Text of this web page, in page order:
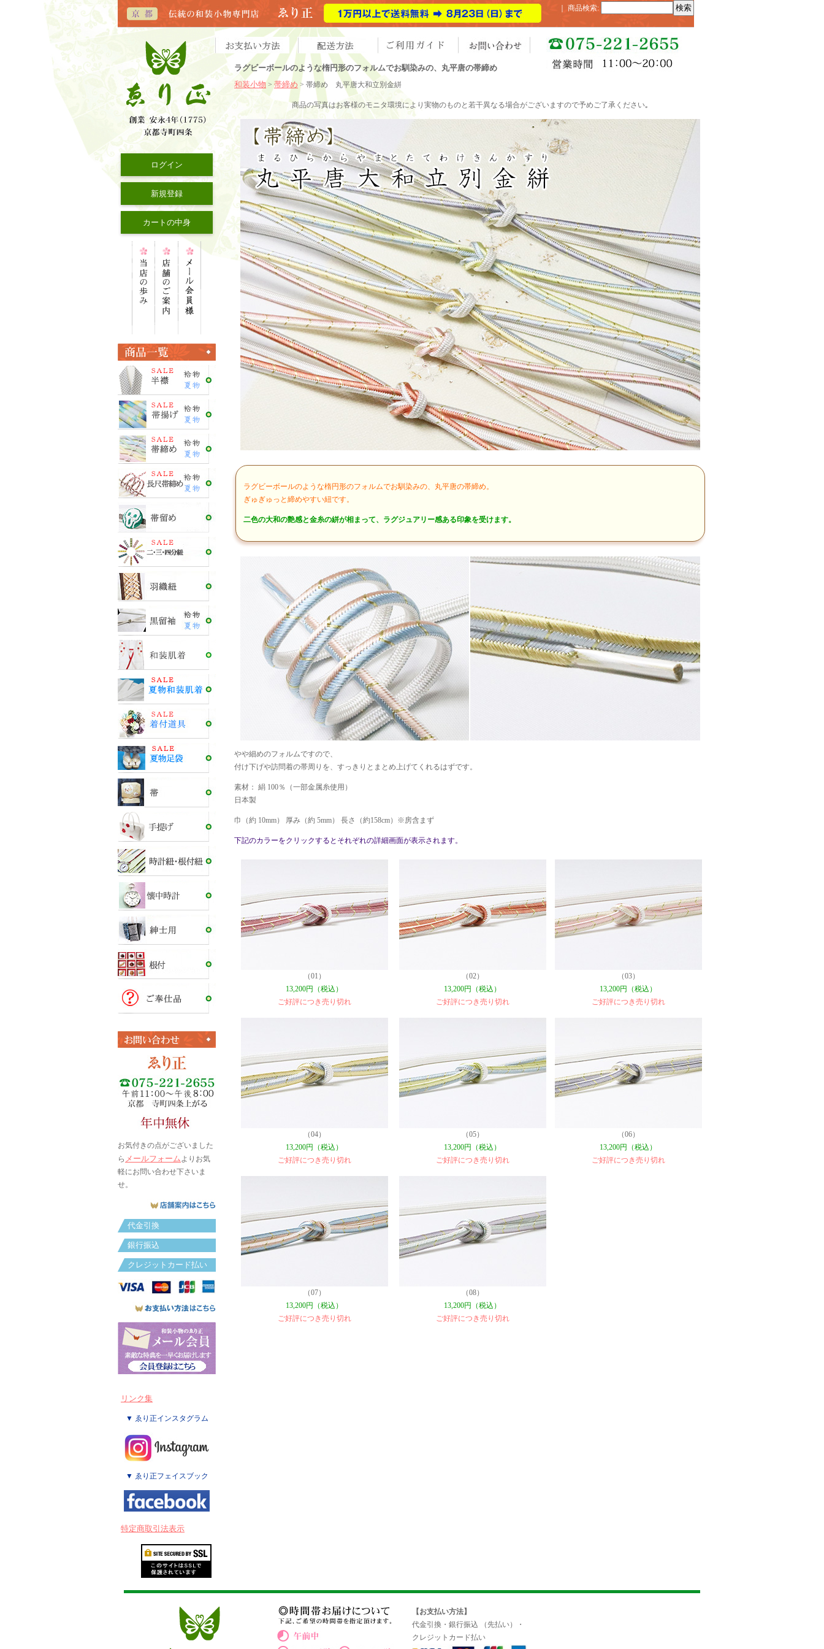
商品検索:
ログイン
新規登録
カートの中身
お気付きの点がございました
ら メールフォームよりお気
軽にお問い合わせ下さいま
せ。
代金引換
銀行振込
クレジットカード払い
リンク集
▼ ゑり正インスタグラム
▼ ゑり正フェイスブック
特定商取引法表示
ラグビーボールのような楕円形のフォルムでお馴染みの、丸平唐の帯締め
和装小物 > 帯締め > 帯締め 丸平唐大和立別金絣
商品の写真はお客様のモニタ環境により実物のものと若干異なる場合がございますので予めご了承ください｡
ラグビーボールのような楕円形のフォルムでお馴染みの、丸平唐の帯締め。
ぎゅぎゅっと締めやすい紐です。
二色の大和の艶感と金糸の絣が相まって、ラグジュアリー感ある印象を受けます。
やや細めのフォルムですので、
付け下げや訪問着の帯周りを、すっきりとまとめ上げてくれるはずです。
素材： 絹 100％（一部金属糸使用）
日本製
巾（約 10mm） 厚み（約 5mm） 長さ（約158cm）※房含まず
下記のカラーをクリックするとそれぞれの詳細画面が表示されます。
（01）
13,200円（税込）
ご好評につき売り切れ
（02）
13,200円（税込）
ご好評につき売り切れ
（03）
13,200円（税込）
ご好評につき売り切れ
（04）
13,200円（税込）
ご好評につき売り切れ
（05）
13,200円（税込）
ご好評につき売り切れ
（06）
13,200円（税込）
ご好評につき売り切れ
（07）
13,200円（税込）
ご好評につき売り切れ
（08）
13,200円（税込）
ご好評につき売り切れ
【お支払い方法】
代金引換・銀行振込 （先払い）・
クレジットカード払い